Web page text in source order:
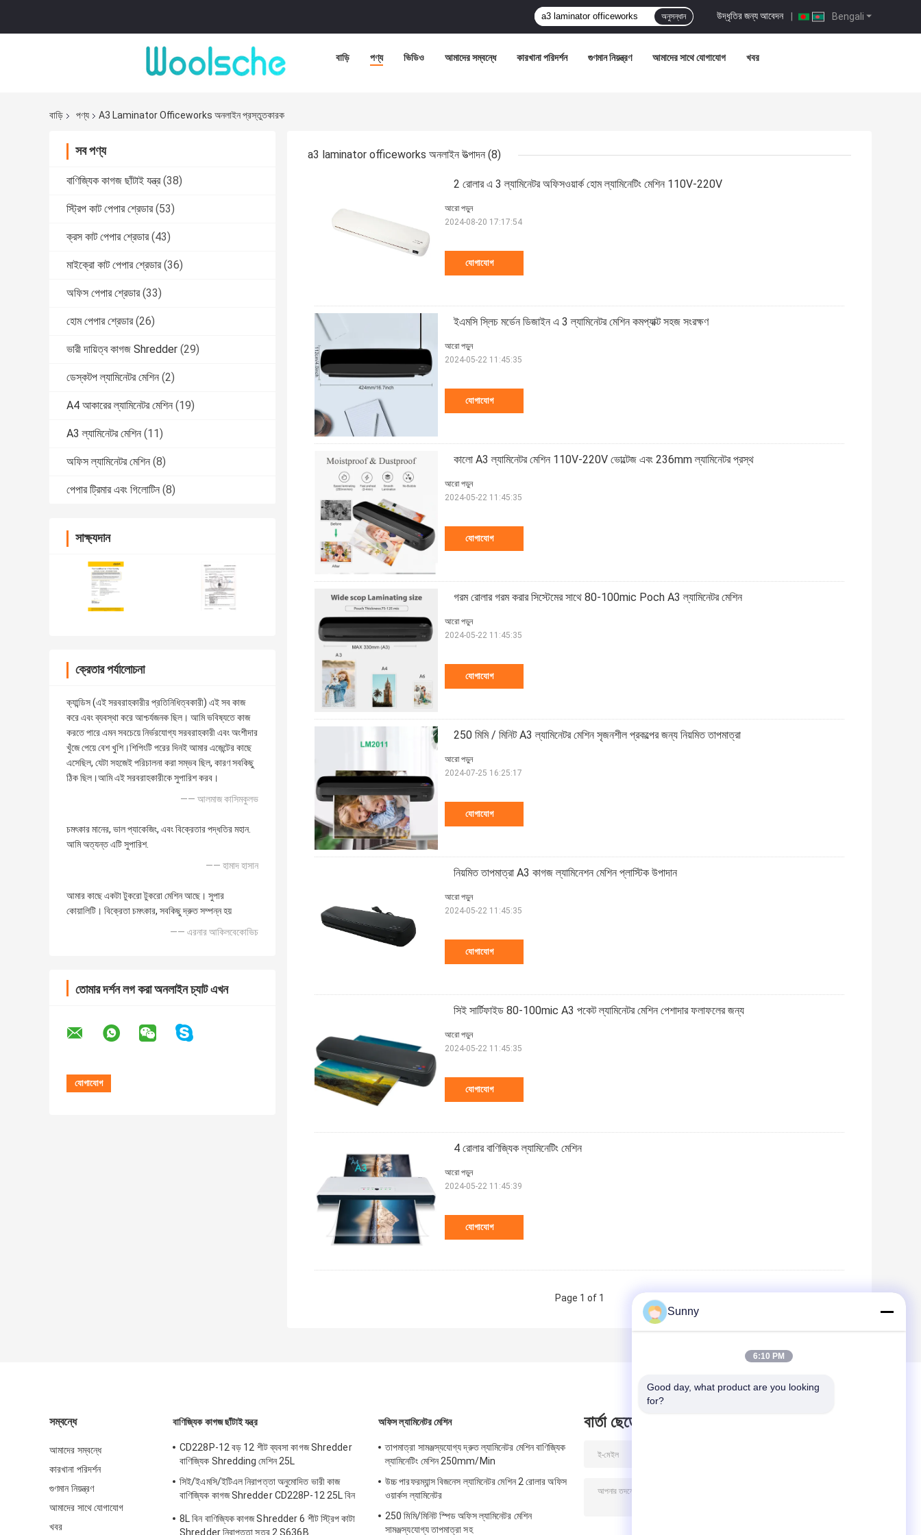
Bengali
উদ্ধৃতির জন্য আবেদন |
অনুসন্ধান
বাড়ি পণ্য ভিডিও আমাদের সম্বন্ধে কারখানা পরিদর্শন গুণমান নিয়ন্ত্রণ আমাদের সাথে যোগাযোগ খবর
বাড়ি পণ্য A3 Laminator Officeworks অনলাইন প্রস্তুতকারক
সব পণ্য
বাণিজ্যিক কাগজ ছাঁটাই যন্ত্র (38)
স্ট্রিপ কাট পেপার শ্রেডার (53)
ক্রস কাট পেপার শ্রেডার (43)
মাইক্রো কাট পেপার শ্রেডার (36)
অফিস পেপার শ্রেডার (33)
হোম পেপার শ্রেডার (26)
ভারী দায়িত্ব কাগজ Shredder (29)
ডেস্কটপ ল্যামিনেটর মেশিন (2)
A4 আকারের ল্যামিনেটর মেশিন (19)
A3 ল্যামিনেটর মেশিন (11)
অফিস ল্যামিনেটর মেশিন (8)
পেপার ট্রিমার এবং গিলোটিন (8)
সাক্ষ্যদান
ক্রেতার পর্যালোচনা
ক্যান্ডিস (এই সরবরাহকারীর প্রতিনিধিত্বকারী) এই সব কাজ
করে এবং ব্যবস্থা করে আশ্চর্যজনক ছিল। আমি ভবিষ্যতে কাজ
করতে পারে এমন সবচেয়ে নির্ভরযোগ্য সরবরাহকারী এবং অংশীদার
খুঁজে পেয়ে বেশ খুশি।শিপিংটি পরের দিনই আমার এজেন্টের কাছে
এসেছিল, যেটা সহজেই পরিচালনা করা সম্ভব ছিল, কারণ সবকিছু
ঠিক ছিল।আমি এই সরবরাহকারীকে সুপারিশ করব।
—— আলমাজ কাসিমকুলভ
চমৎকার মানের, ভাল প্যাকেজিং, এবং বিক্রেতার পদ্ধতির মহান.
আমি অত্যন্ত এটি সুপারিশ.
—— হামাদ হাসান
আমার কাছে একটা টুকরো টুকরো মেশিন আছে। সুপার
কোয়ালিটি। বিক্রেতা চমৎকার, সবকিছু দ্রুত সম্পন্ন হয়
—— এরনার আকিলবেকোভিচ
তোমার দর্শন লগ করা অনলাইন চ্যাট এখন
a3 laminator officeworks অনলাইন উত্পাদন (8)
2 রোলার এ 3 ল্যামিনেটর অফিসওয়ার্ক হোম ল্যামিনেটিং মেশিন 110V-220V
যোগাযোগ
আরো পড়ুন
2024-08-20 17:17:54
ইএমসি স্লিচ মর্ডেন ডিজাইন এ 3 ল্যামিনেটর মেশিন কমপ্যাক্ট সহজ সংরক্ষণ
যোগাযোগ
আরো পড়ুন
2024-05-22 11:45:35
কালো A3 ল্যামিনেটর মেশিন 110V-220V ভোল্টেজ এবং 236mm ল্যামিনেটর প্রস্থ
যোগাযোগ
আরো পড়ুন
2024-05-22 11:45:35
গরম রোলার গরম করার সিস্টেমের সাথে 80-100mic Poch A3 ল্যামিনেটর মেশিন
যোগাযোগ
আরো পড়ুন
2024-05-22 11:45:35
250 মিমি / মিনিট A3 ল্যামিনেটর মেশিন সৃজনশীল প্রকল্পের জন্য নিয়মিত তাপমাত্রা
যোগাযোগ
আরো পড়ুন
2024-07-25 16:25:17
নিয়মিত তাপমাত্রা A3 কাগজ ল্যামিনেশন মেশিন প্লাস্টিক উপাদান
যোগাযোগ
আরো পড়ুন
2024-05-22 11:45:35
সিই সার্টিফাইড 80-100mic A3 পকেট ল্যামিনেটর মেশিন পেশাদার ফলাফলের জন্য
যোগাযোগ
আরো পড়ুন
2024-05-22 11:45:35
4 রোলার বাণিজ্যিক ল্যামিনেটিং মেশিন
যোগাযোগ
আরো পড়ুন
2024-05-22 11:45:39
Page 1 of 1
সম্বন্ধে
আমাদের সম্বন্ধে
কারখানা পরিদর্শন
গুণমান নিয়ন্ত্রণ
আমাদের সাথে যোগাযোগ
খবর
বাণিজ্যিক কাগজ ছাঁটাই যন্ত্র
CD228P-12 বড় 12 শীট ব্যবসা কাগজ Shredder
বাণিজ্যিক Shredding মেশিন 25L
সিই/ইএমসি/ইটিএল নিরাপত্তা অনুমোদিত ভারী কাজ
বাণিজ্যিক কাগজ Shredder CD228P-12 25L বিন
8L বিন বাণিজ্যিক কাগজ Shredder 6 শীট স্ট্রিপ কাটা
Shredder নিরাপত্তা স্তর 2 S636B
অফিস ল্যামিনেটর মেশিন
তাপমাত্রা সামঞ্জস্যযোগ্য দ্রুত ল্যামিনেটর মেশিন বাণিজ্যিক
ল্যামিনেটিং মেশিন 250mm/Min
উচ্চ পারফরম্যান্স বিজনেস ল্যামিনেটর মেশিন 2 রোলার অফিস
ওয়ার্কস ল্যামিনেটর
250 মিমি/মিনিট স্পিড অফিস ল্যামিনেটর মেশিন
সামঞ্জস্যযোগ্য তাপমাত্রা সহ
বার্তা ছেড়ে
Sunny
6:10 PM
Good day, what product are you looking
for?